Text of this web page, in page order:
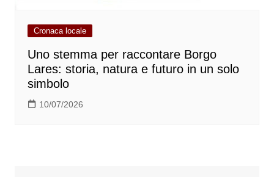
Cronaca locale
Uno stemma per raccontare Borgo
Lares: storia, natura e futuro in un solo
simbolo
10/07/2026